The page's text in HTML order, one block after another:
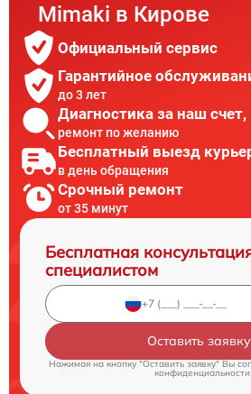
Mimaki в Кирове
Официальный сервис
Гарантийное
до 3 лет
Диагностика за наш счет,
ремонт по желанию
Бесплатный выезд
в день обращения
Срочный ремонт
от 35 минут
Бесплатная
специалистом
Оставить заявку
Нажимая на кнопку "Оставить заявку" Вы
конфиденциальности